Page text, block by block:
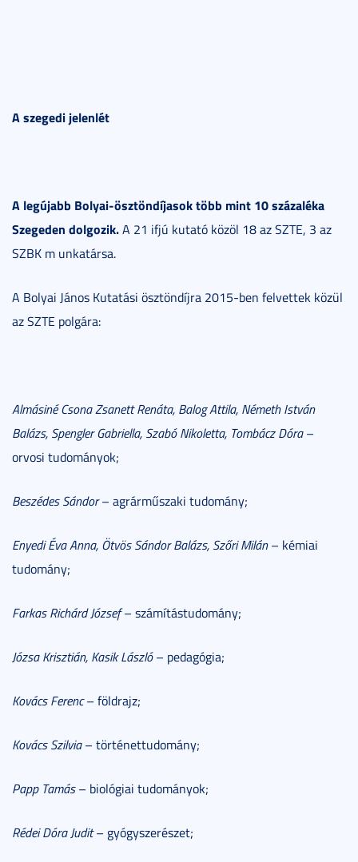
A szegedi jelenlét
A legújabb Bolyai-ösztöndíjasok több mint 10 százaléka
Szegeden dolgozik.A 21 ifjú kutató közöl 18 az SZTE, 3 az
SZBK m unkatársa.
A Bolyai János Kutatási ösztöndíjra 2015-ben felvettek közül
az SZTE polgára:
Almásiné Csona Zsanett Renáta, Balog Attila, Németh István
Balázs, Spengler Gabriella, Szabó Nikoletta, Tombácz Dóra–
orvosi tudományok;
Beszédes Sándor– agrárműszaki tudomány;
Enyedi Éva Anna, Ötvös Sándor Balázs, Szőri Milán– kémiai
tudomány;
Farkas Richárd József– számítástudomány;
Józsa Krisztián, Kasik László– pedagógia;
Kovács Ferenc– földrajz;
Kovács Szilvia– történettudomány;
Papp Tamás– biológiai tudományok;
Rédei Dóra Judit– gyógyszerészet;